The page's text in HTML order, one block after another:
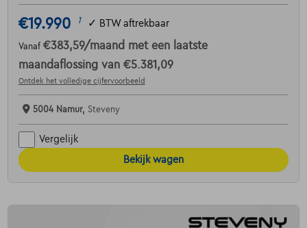
€19.990 1 ✓ BTW aftrekbaar
Vanaf €383,59/maand met een laatste
maandaflossing van €5.381,09
Ontdek het volledige cijfervoorbeeld
5004 Namur, Steveny
Vergelijk
Bekijk wagen